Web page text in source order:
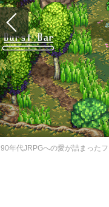
90年代JRPGへの愛が詰まった